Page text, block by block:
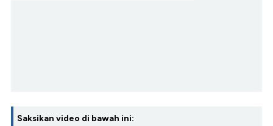
Saksikan video di bawah ini: